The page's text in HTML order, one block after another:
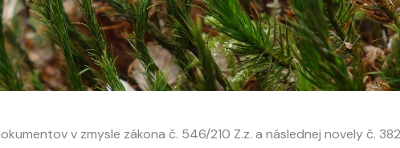
v zmysle zákona č. 546/210 Z.z. a následnej novely č.